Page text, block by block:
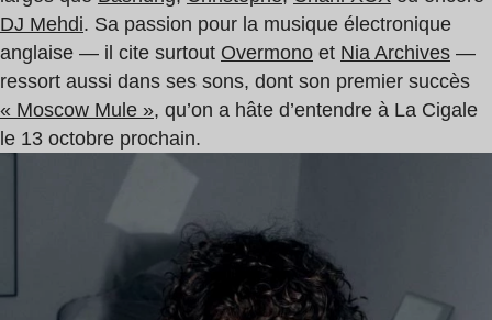
DJ Mehdi. Sa passion pour la musique électronique
anglaise — il cite surtout Overmono et Nia Archives —
ressort aussi dans ses sons, dont son premier succès
« Moscow Mule », qu’on a hâte d’entendre à La Cigale
le 13 octobre prochain.